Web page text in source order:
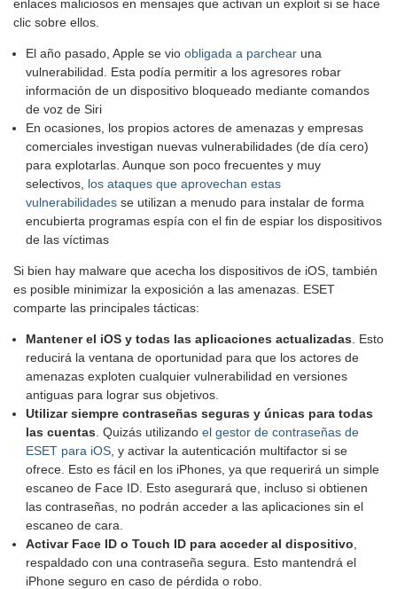
enlaces maliciosos en mensajes que activan un exploit si se hace
clic sobre ellos.
El año pasado, Apple se vio obligada a parchear una
vulnerabilidad. Esta podía permitir a los agresores robar
información de un dispositivo bloqueado mediante comandos
de voz de Siri
En ocasiones, los propios actores de amenazas y empresas
comerciales investigan nuevas vulnerabilidades (de día cero)
para explotarlas. Aunque son poco frecuentes y muy
selectivos, los ataques que aprovechan estas
vulnerabilidades se utilizan a menudo para instalar de forma
encubierta programas espía con el fin de espiar los dispositivos
de las víctimas
Si bien hay malware que acecha los dispositivos de iOS, también
es posible minimizar la exposición a las amenazas. ESET
comparte las principales tácticas:
Mantener el iOS y todas las aplicaciones actualizadas . Esto
reducirá la ventana de oportunidad para que los actores de
amenazas exploten cualquier vulnerabilidad en versiones
antiguas para lograr sus objetivos.
Utilizar siempre contraseñas seguras y únicas para todas
las cuentas . Quizás utilizando el gestor de contraseñas de
ESET para iOS , y activar la autenticación multifactor si se
ofrece. Esto es fácil en los iPhones, ya que requerirá un simple
escaneo de Face ID. Esto asegurará que, incluso si obtienen
las contraseñas, no podrán acceder a las aplicaciones sin el
escaneo de cara.
Activar Face ID o Touch ID para acceder al dispositivo
respaldado con una contraseña segura. Esto mantendrá el
iPhone seguro en caso de pérdida o robo.